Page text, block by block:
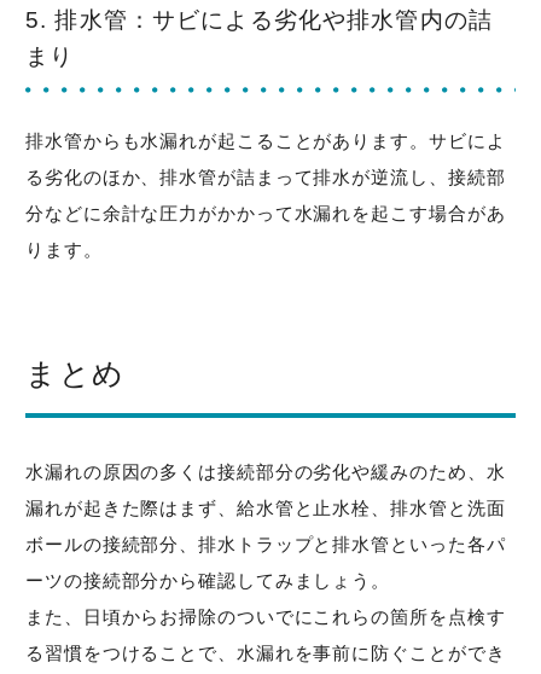
5. 排水管：サビによる劣化や排水管内の詰
まり
排水管からも水漏れが起こることがあります。サビによ
る劣化のほか、排水管が詰まって排水が逆流し、接続部
分などに余計な圧力がかかって水漏れを起こす場合があ
ります。
まとめ
水漏れの原因の多くは接続部分の劣化や緩みのため、水
漏れが起きた際はまず、給水管と止水栓、排水管と洗面
ボールの接続部分、排水トラップと排水管といった各パ
ーツの接続部分から確認してみましょう。
また、日頃からお掃除のついでにこれらの箇所を点検す
る習慣をつけることで、水漏れを事前に防ぐことができ